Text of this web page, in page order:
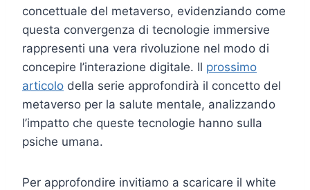
concettuale del metaverso, evidenziando come
questa convergenza di tecnologie immersive
rappresenti una vera rivoluzione nel modo di
concepire l’interazione digitale. Il prossimo
articolo della serie approfondirà il concetto del
metaverso per la salute mentale, analizzando
l’impatto che queste tecnologie hanno sulla
psiche umana.
Per approfondire invitiamo a scaricare il white